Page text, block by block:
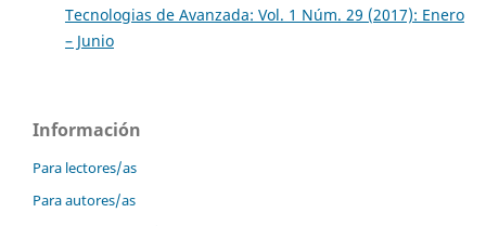
Tecnologias de Avanzada: Vol. 1 Núm. 29 (2017): Enero
– Junio
Información
Para lectores/as
Para autores/as